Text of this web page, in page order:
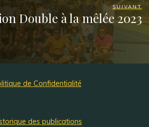
SUIVANT
Double à la mêlée 2023
de Confidentialité
des publications